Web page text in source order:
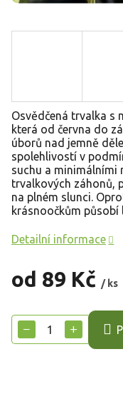
od 89 Kč / ks
cena:
+
−
Osvědčená trvalka s
která od června do
úborů nad jemně
spolehlivostí v
suchu a minimálními
trvalkových záhonů,
na plném slunci.
krásnoočkům působí
Detailní informace